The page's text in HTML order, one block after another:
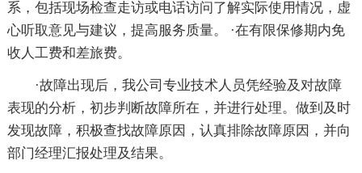
系，包括现场检查走访或电话访问了解实际使用情况，虚
心听取意见与建议，提高服务质量。 ·在有限保修期内免
收人工费和差旅费。
·故障出现后，我公司专业技术人员凭经验及对故障
表现的分析，初步判断故障所在，并进行处理。做到及时
发现故障，积极查找故障原因，认真排除故障原因，并向
部门经理汇报处理及结果。